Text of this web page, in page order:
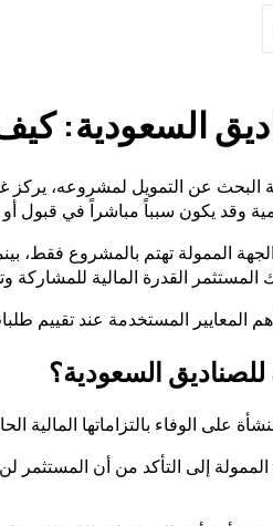
البحث عن التمويل لمشروعه،
وقد يكون سبباً مباشراً في
الممولة تهتم بالمشروع فقط،
المستثمر القدرة المالية
المعايير المستخدمة عند تقييم
للصناديق السعودية؟
على الوفاء بالتزاماتها
إلى التأكد من أن